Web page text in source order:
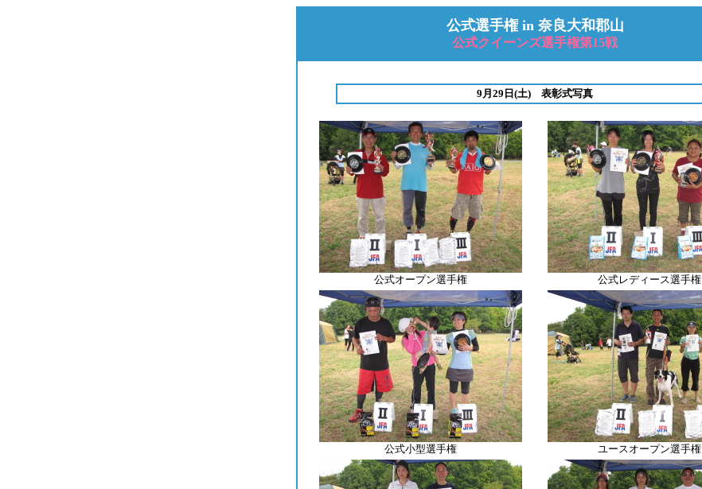
公式選手権 in 奈良大和郡山
公式クイーンズ選手権第15戦
9月29日(土) 表彰式写真
公式オープン選手権 公式レディース選手権
公式小型選手権 ユースオープン選手権